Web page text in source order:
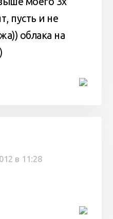
пусть и не
облака на
в 11:28